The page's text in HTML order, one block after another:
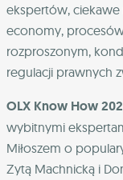
ekspertów, ciekawe
economy,
rozproszonym,
regulacji prawnych
OLX Know How
wybitnymi
Miłoszem o
Zytą Machnicką i